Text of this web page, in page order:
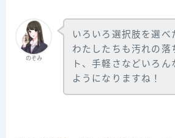
のぞみ
いろいろ選択肢を選べ
わたしたちも汚れの落
ト、手軽さなどいろん
ようになりますね！